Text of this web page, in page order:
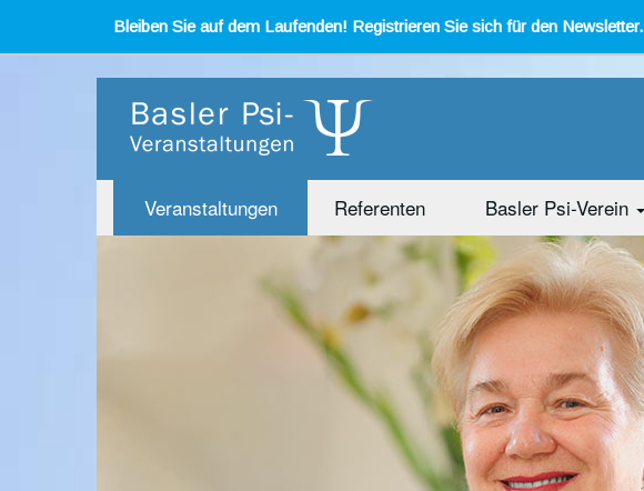
Bleiben Sie auf dem Laufenden! Registrieren Sie sich für den Newsletter.
Veranstaltungen Referenten Basler Psi-Verein